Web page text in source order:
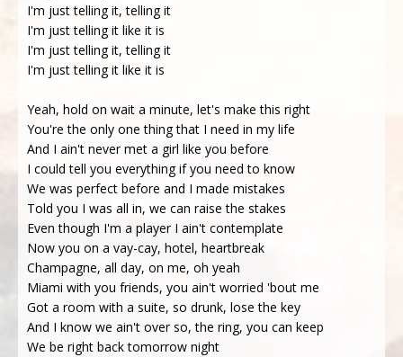
I'm just telling it, telling it
I'm just telling it like it is
I'm just telling it, telling it
I'm just telling it like it is
Yeah, hold on wait a minute, let's make this right
You're the only one thing that I need in my life
And I ain't never met a girl like you before
I could tell you everything if you need to know
We was perfect before and I made mistakes
Told you I was all in, we can raise the stakes
Even though I'm a player I ain't contemplate
Now you on a vay-cay, hotel, heartbreak
Champagne, all day, on me, oh yeah
Miami with you friends, you ain't worried 'bout me
Got a room with a suite, so drunk, lose the key
And I know we ain't over so, the ring, you can keep
We be right back tomorrow night